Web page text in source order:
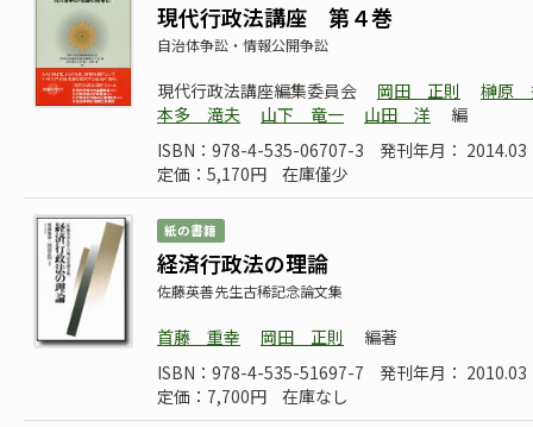
現代行政法講座 第４巻
自治体争訟・情報公開争訟
現代行政法講座編集委員会 岡田 正則
榊原
本多 滝夫
山下 竜一 山田 洋
編
ISBN：978-4-535-06707-3
発刊年月：
定価：5,170円
在庫僅少
紙の書籍
経済行政法の理論
佐藤英善先生古稀記念論文集
首藤 重幸 岡田 正則
編著
ISBN：978-4-535-51697-7
発刊年月： 2010.03
定価：7,700円
在庫なし